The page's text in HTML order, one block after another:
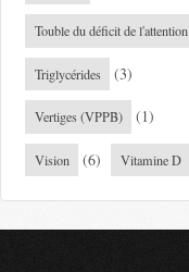
Touble du déficit de l'attention
Triglycérides (3)
Vertiges (VPPB) (1)
Vision (6) Vitamine D